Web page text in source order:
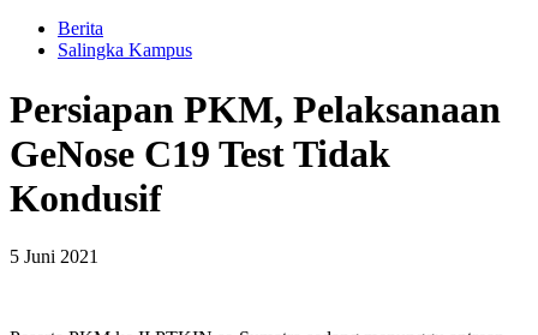
Berita
Salingka Kampus
Persiapan PKM, Pelaksanaan
GeNose C19 Test Tidak
Kondusif
5 Juni 2021